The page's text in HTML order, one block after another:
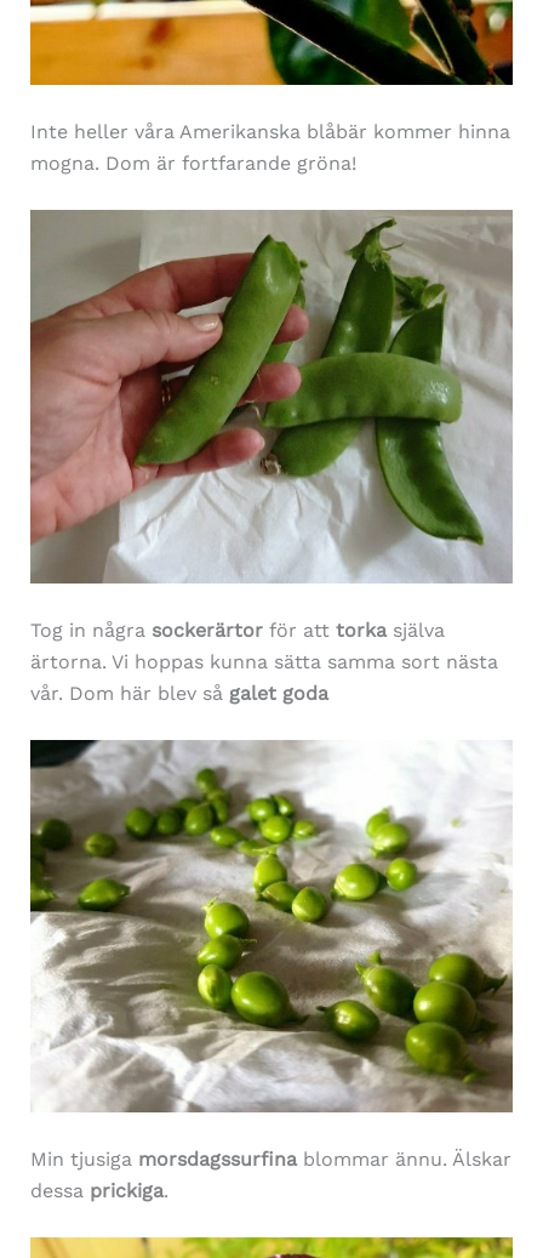
Inte heller våra Amerikanska blåbär kommer hinna
mogna. Dom är fortfarande gröna!
Tog in några sockerärtorför att torkasjälva
ärtorna. Vi hoppas kunna sätta samma sort nästa
vår. Dom här blev så galet goda
Min tjusiga morsdagssurfinablommar ännu. Älskar
dessa prickiga.